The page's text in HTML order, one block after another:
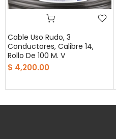
Cable Uso Rudo, 3
Conductores, Calibre 14,
Rollo De 100 M. V
$ 4,200.00